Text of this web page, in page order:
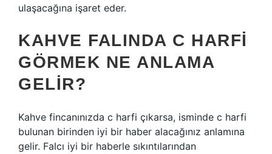
ulaşacağına işaret eder.
KAHVE FALINDA C HARFI
GÖRMEK NE ANLAMA
GELIR?
Kahve fincanınızda c harfi çıkarsa, isminde c harfi
bulunan birinden iyi bir haber alacağınız anlamına
gelir. Falcı iyi bir haberle sıkıntılarından